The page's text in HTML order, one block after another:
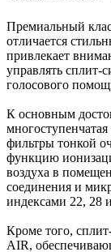
Премиальный
отличается
привлекает
управлять сплит-
голосового
К основным
фильтры тонкой
функцию
воздуха в
соединения и
индексами 22, 28
Кроме того,
AIR,